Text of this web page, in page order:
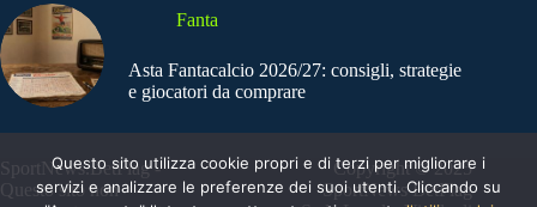
Fanta
Asta Fantacalcio 2026/27: consigli, strategie
e giocatori da comprare
SportNews.BetFlag -
Questo sito non
Copyright © 2025
SportNews BetFlag
Questo sito utilizza cookie propri e di terzi per migliorare i
servizi e analizzare le preferenze dei suoi utenti. Cliccando su